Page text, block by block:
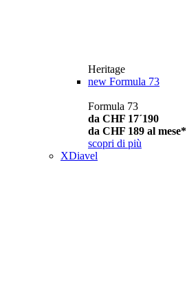
Heritage
new Formula 73
Formula 73
da CHF 17´190
da CHF 189 al mese*
scopri di più
XDiavel